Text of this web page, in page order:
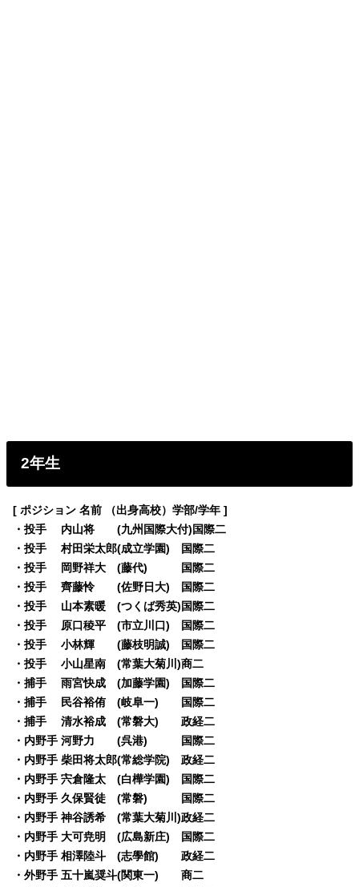
2年生
[ ポジション 名前 （出身高校）学部/学年 ]
・投手 内山将 (九州国際大付)国際二
・投手 村田栄太郎(成立学園) 国際二
・投手 岡野祥大 (藤代) 国際二
・投手 齊藤怜 (佐野日大) 国際二
・投手 山本素暖 (つくば秀英)国際二
・投手 原口稜平 (市立川口) 国際二
・投手 小林輝 (藤枝明誠) 国際二
・投手 小山星南 (常葉大菊川)商二
・捕手 雨宮快成 (加藤学園) 国際二
・捕手 民谷裕侑 (岐阜一) 国際二
・捕手 清水裕成 (常磐大) 政経二
・内野手 河野力 (呉港) 国際二
・内野手 柴田将太郎(常総学院) 政経二
・内野手 宍倉隆太 (白樺学園) 国際二
・内野手 久保賢徒 (常磐) 国際二
・内野手 神谷誘希 (常葉大菊川)政経二
・内野手 大可尭明 (広島新庄) 国際二
・内野手 相澤陸斗 (志學館) 政経二
・外野手 五十嵐奨斗(関東一) 商二